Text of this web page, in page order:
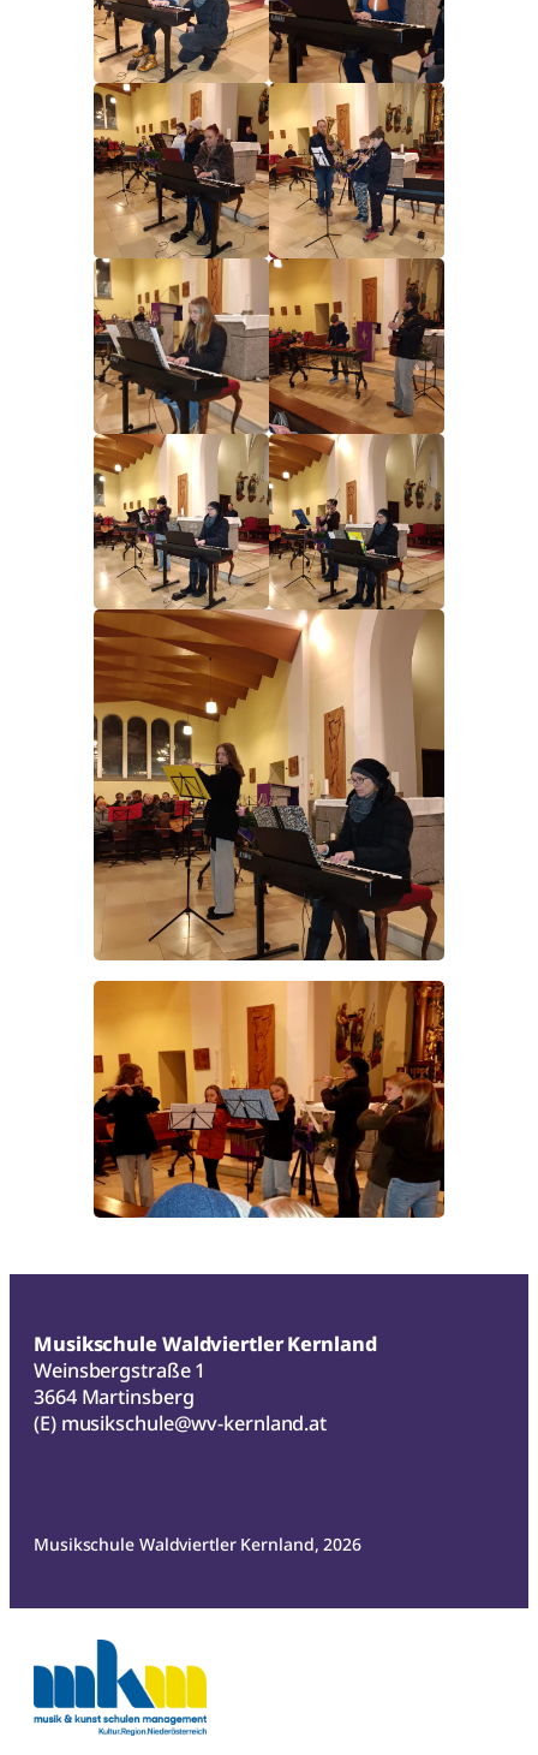
Musikschule Waldviertler Kernland
Weinsbergstraße 1
3664 Martinsberg
(E) musikschule@wv-kernland.at
Musikschule Waldviertler Kernland, 2026